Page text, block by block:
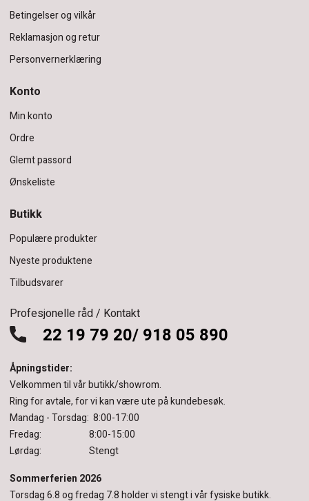
Betingelser og vilkår
Reklamasjon og retur
Personvernerklæring
Konto
Min konto
Ordre
Glemt passord
Ønskeliste
Butikk
Populære produkter
Nyeste produktene
Tilbudsvarer
Profesjonelle råd / Kontakt
22 19 79 20/ 918 05 890
Åpningstider:
Velkommen til vår butikk/showrom.
Ring for avtale, for vi kan være ute på kundebesøk.
Mandag - Torsdag: 8:00-17:00
Fredag: 8:00-15:00
Lørdag: Stengt
Sommerferien 2026
Torsdag 6.8 og fredag 7.8 holder vi stengt i vår fysiske butikk.